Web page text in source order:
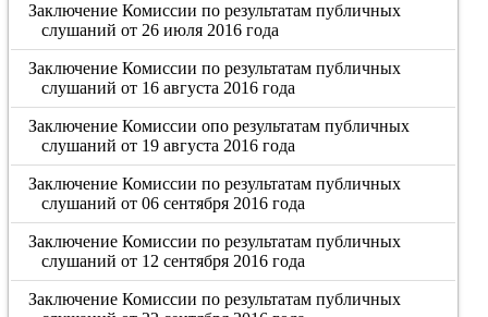
Заключение Комиссии по результатам публичных
слушаний от 26 июля 2016 года
Заключение Комиссии по результатам публичных
слушаний от 16 августа 2016 года
Заключение Комиссии опо результатам публичных
слушаний от 19 августа 2016 года
Заключение Комиссии по результатам публичных
слушаний от 06 сентября 2016 года
Заключение Комиссии по результатам публичных
слушаний от 12 сентября 2016 года
Заключение Комиссии по результатам публичных